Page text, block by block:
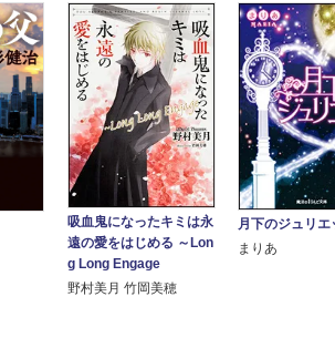
吸血鬼になったキミは永
遠の愛をはじめる ～Lon
g Long Engage
野村美月 竹岡美穂
月下のジュリエ
まりあ